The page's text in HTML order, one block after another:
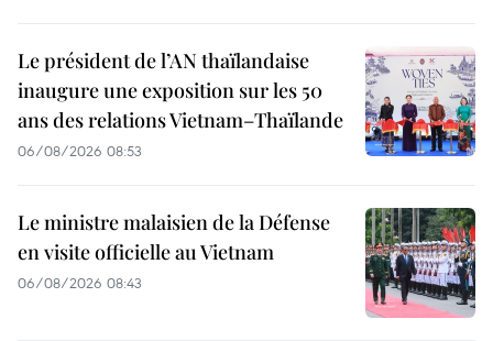
Le président de l’AN thaïlandaise
inaugure une exposition sur les 50
ans des relations Vietnam–Thaïlande
06/08/2026 08:53
Le ministre malaisien de la Défense
en visite officielle au Vietnam
06/08/2026 08:43